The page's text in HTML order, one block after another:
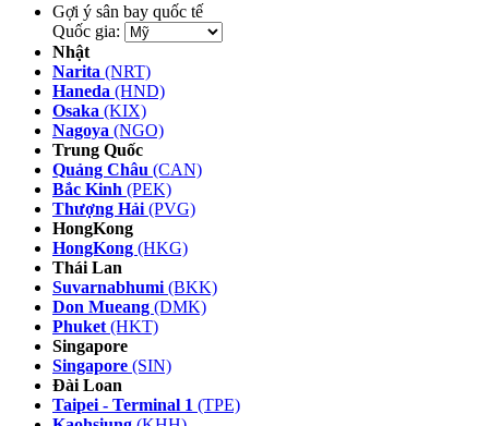
Gợi ý sân bay quốc tế
Quốc gia:
Nhật
Narita (NRT)
Haneda (HND)
Osaka (KIX)
Nagoya (NGO)
Trung Quốc
Quảng Châu (CAN)
Bắc Kinh (PEK)
Thượng Hải (PVG)
HongKong
HongKong (HKG)
Thái Lan
Suvarnabhumi (BKK)
Don Mueang (DMK)
Phuket (HKT)
Singapore
Singapore (SIN)
Đài Loan
Taipei - Terminal 1 (TPE)